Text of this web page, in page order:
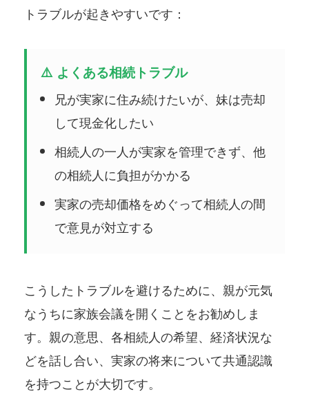
トラブルが起きやすいです：
⚠️ よくある相続トラブル
兄が実家に住み続けたいが、妹は売却
して現金化したい
相続人の一人が実家を管理できず、他
の相続人に負担がかかる
実家の売却価格をめぐって相続人の間
で意見が対立する
こうしたトラブルを避けるために、親が元気
なうちに家族会議を開くことをお勧めしま
す。親の意思、各相続人の希望、経済状況な
どを話し合い、実家の将来について共通認識
を持つことが大切です。